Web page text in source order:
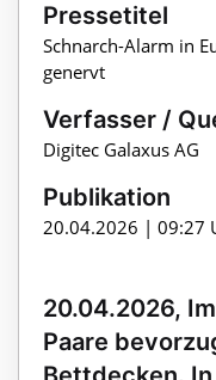
Pressetitel
Schnarch-Alarm in
genervt
Verfasser /
Digitec Galaxus AG
Publikation
20.04.2026 | 09:27
20.04.2026,
Paare